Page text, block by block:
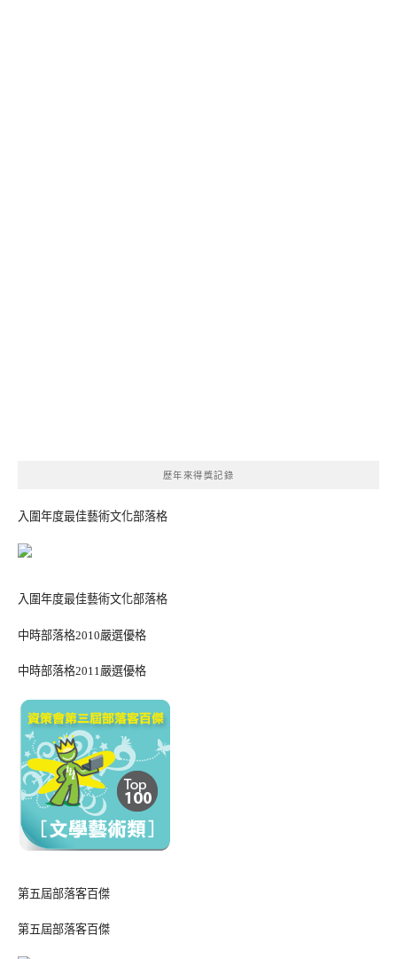
歷年來得獎記錄
入圍年度最佳藝術文化部落格
入圍年度最佳藝術文化部落格
中時部落格2010嚴選優格
中時部落格2011嚴選優格
第五屆部落客百傑
第五屆部落客百傑